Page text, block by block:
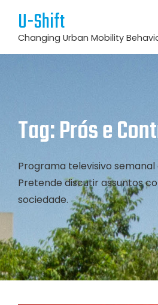
U-Shift
Changing Urban Mobility
Tag:Prós e
Programa televisivo semanal
Pretende discutir assuntos
sociedade.